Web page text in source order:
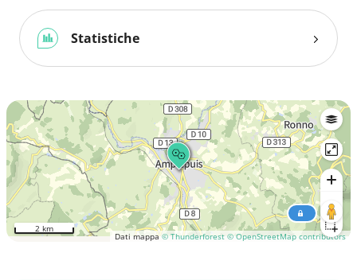
Statistiche
Dati mappa© Thunderforest © OpenStreetMap contributors
2 km